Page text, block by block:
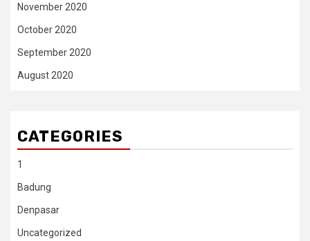
November 2020
October 2020
September 2020
August 2020
CATEGORIES
1
Badung
Denpasar
Uncategorized